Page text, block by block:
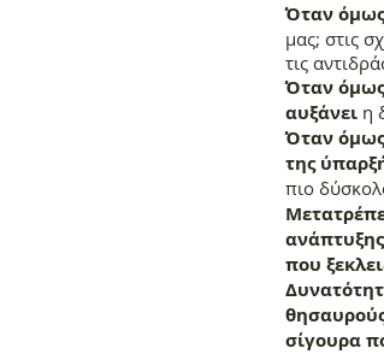
Όταν όμως
μας; στις
τις
Όταν όμως
αυξάνει η
Όταν
της
πιο
που
σίγουρα